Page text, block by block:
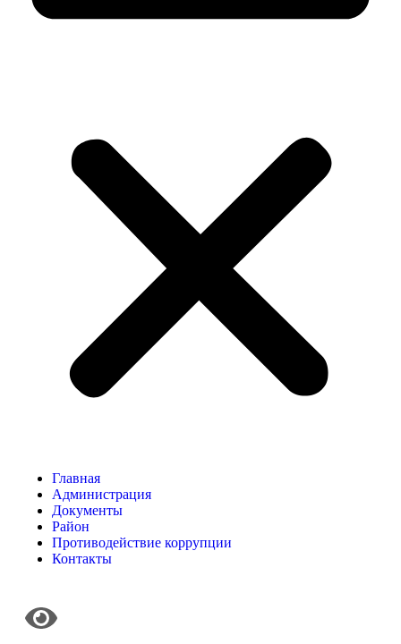
Главная
Администрация
Документы
Район
Противодействие коррупции
Контакты